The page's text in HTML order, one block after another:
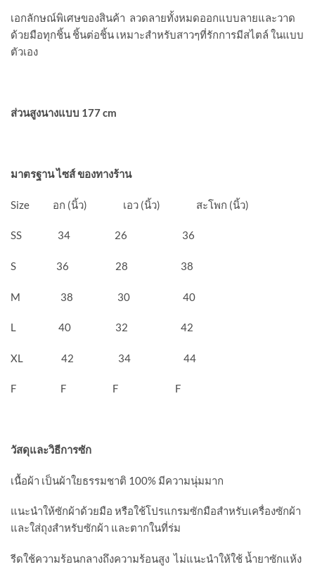
เอกลักษณ์พิเศษของสินค้า ลวดลายทั้งหมดออกแบบลายและวาด
ด้วยมือทุกชิ้น ชิ้นต่อชิ้น เหมาะสำหรับสาวๆที่รักการมีสไตล์ ในแบบ
ตัวเอง
ส่วนสูงนางแบบ 177 cm
มาตรฐาน ไซส์ ของทางร้าน
Size อก (นิ้ว) เอว (นิ้ว) สะโพก (นิ้ว)
SS 34 26 36
S 36 28 38
M 38 30 40
L 40 32 42
XL 42 34 44
F F F F
วัสดุและวิธีการซัก
เนื้อผ้า เป็นผ้าใยธรรมชาติ 100% มีความนุ่มมาก
แนะนำให้ซักผ้าด้วยมือ หรือใช้โปรแกรมซักมือสำหรับเครื่องซักผ้า
และใส่ถุงสำหรับซักผ้า และตากในที่ร่ม
รีดใช้ความร้อนกลางถึงความร้อนสูง ไม่แนะนำให้ใช้ น้ำยาซักแห้ง